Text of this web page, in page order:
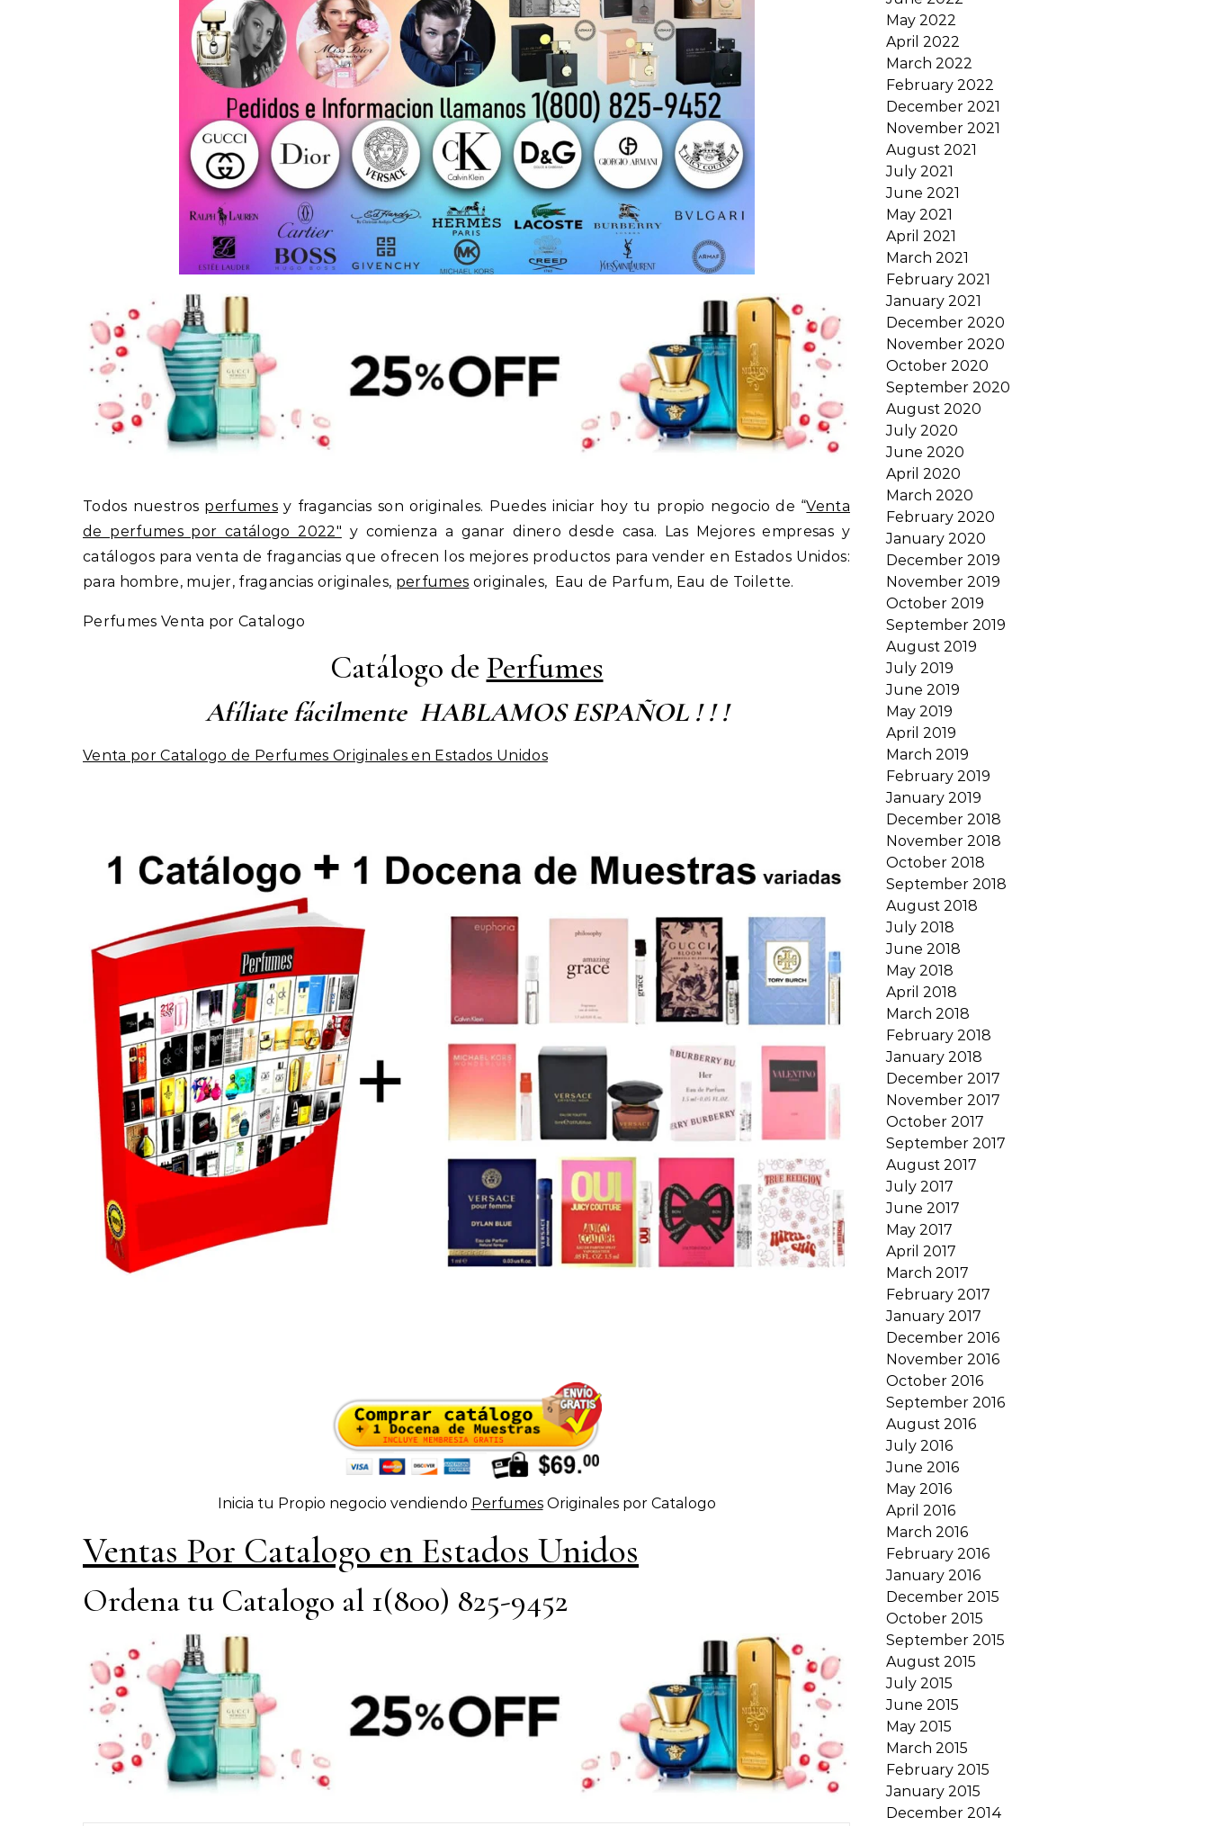
Todos nuestros perfumesy fragancias son originales. Puedes iniciar hoy tu propio negocio de “Venta
de perfumes por catálogo 2022″ y comienza a ganar dinero desde casa. Las Mejores empresas y
catálogos para venta de fragancias que ofrecen los mejores productos para vender en Estados Unidos:
para hombre, mujer, fragancias originales, perfumes originales, Eau de Parfum, Eau de Toilette.
Perfumes Venta por Catalogo
Catálogo de Perfumes
Afíliate fácilmente HABLAMOS ESPAÑOL ! ! !
Venta por Catalogo de Perfumes Originales en Estados Unidos
Inicia tu Propio negocio vendiendo PerfumesOriginales por Catalogo
Ventas Por Catalogo en Estados Unidos
Ordena tu Catalogo al 1(800) 825-9452
May 2022
April 2022
March 2022
February 2022
December 2021
November 2021
August 2021
July 2021
June 2021
May 2021
April 2021
March 2021
February 2021
January 2021
December 2020
November 2020
October 2020
September 2020
August 2020
July 2020
June 2020
April 2020
March 2020
February 2020
January 2020
December 2019
November 2019
October 2019
September 2019
August 2019
July 2019
June 2019
May 2019
April 2019
March 2019
February 2019
January 2019
December 2018
November 2018
October 2018
September 2018
August 2018
July 2018
June 2018
May 2018
April 2018
March 2018
February 2018
January 2018
December 2017
November 2017
October 2017
September 2017
August 2017
July 2017
June 2017
May 2017
April 2017
March 2017
February 2017
January 2017
December 2016
November 2016
October 2016
September 2016
August 2016
July 2016
June 2016
May 2016
April 2016
March 2016
February 2016
January 2016
December 2015
October 2015
September 2015
August 2015
July 2015
June 2015
May 2015
March 2015
February 2015
January 2015
December 2014